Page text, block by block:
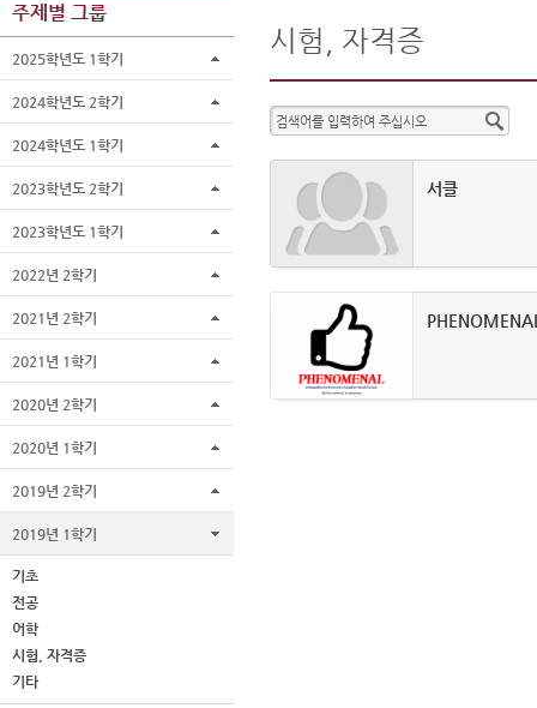
주제별 그룹
2025학년도 1학기
2024학년도 2학기
2024학년도 1학기
2023학년도 2학기
2023학년도 1학기
2022년 2학기
2021년 2학기
2021년 1학기
2020년 2학기
2020년 1학기
2019년 2학기
2019년 1학기
기초
전공
어학
시험, 자격증
기타
시험, 자격증
서클